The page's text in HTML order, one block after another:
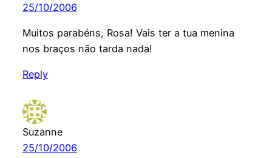
25/10/2006
Muitos parabéns, Rosa! Vais ter a tua menina
nos braços não tarda nada!
Reply
Suzanne
25/10/2006